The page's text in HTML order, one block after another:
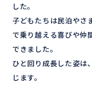
した。
子どもたちは民泊やさ
で乗り越える喜びや仲
できました。
ひと回り成長した姿は
じます。